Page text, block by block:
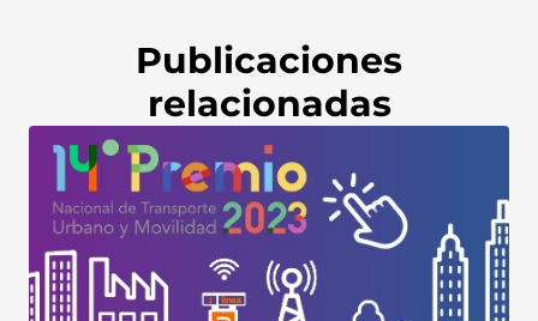
Publicaciones
relacionadas